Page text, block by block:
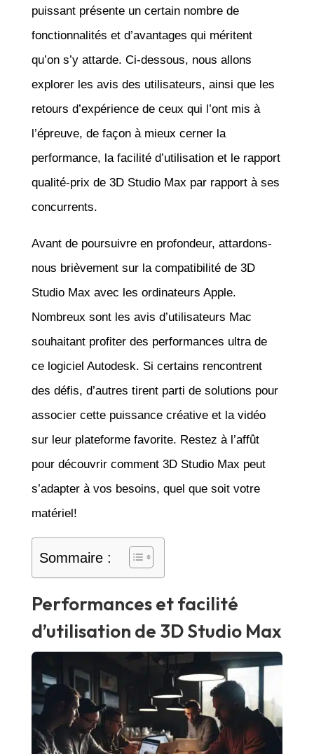
puissant présente un certain nombre de
fonctionnalités et d’avantages qui méritent
qu’on s’y attarde. Ci-dessous, nous allons
explorer les avis des utilisateurs, ainsi que les
retours d’expérience de ceux qui l’ont mis à
l’épreuve, de façon à mieux cerner la
performance, la facilité d’utilisation et le rapport
qualité-prix de 3D Studio Max par rapport à ses
concurrents.
Avant de poursuivre en profondeur, attardons-
nous brièvement sur la compatibilité de 3D
Studio Max avec les ordinateurs Apple.
Nombreux sont les avis d’utilisateurs Mac
souhaitant profiter des performances ultra de
ce logiciel Autodesk. Si certains rencontrent
des défis, d’autres tirent parti de solutions pour
associer cette puissance créative et la vidéo
sur leur plateforme favorite. Restez à l’affût
pour découvrir comment 3D Studio Max peut
s’adapter à vos besoins, quel que soit votre
matériel!
Sommaire :
Performances et facilité
d’utilisation de 3D Studio Max